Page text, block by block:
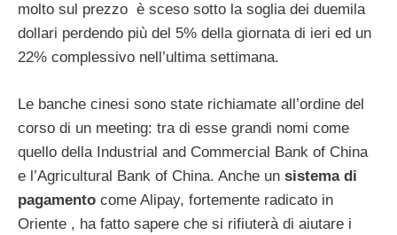
molto sul prezzo è sceso sotto la soglia dei duemila
dollari perdendo più del 5% della giornata di ieri ed un
22% complessivo nell’ultima settimana.
Le banche cinesi sono state richiamate all’ordine del
corso di un meeting: tra di esse grandi nomi come
quello della Industrial and Commercial Bank of China
e l’Agricultural Bank of China. Anche un sistema di
pagamento come Alipay, fortemente radicato in
Oriente , ha fatto sapere che si rifiuterà di aiutare i